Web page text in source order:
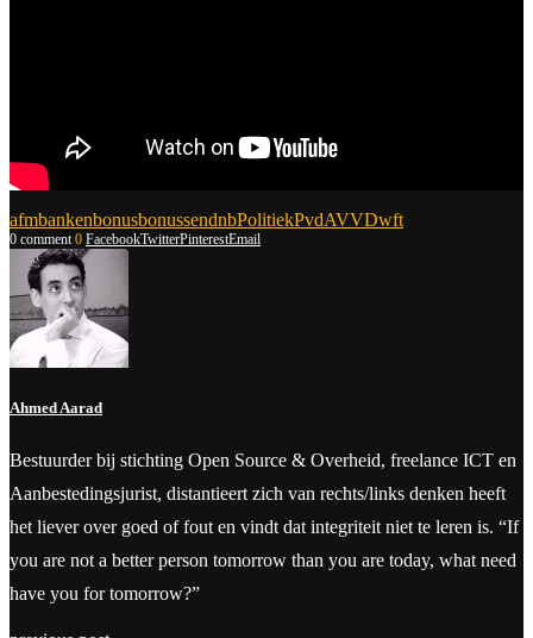
afmbankenbonusbonussendnbPolitiekPvdAVVDwft
0 comment 0 FacebookTwitterPinterestEmail
Ahmed Aarad
Bestuurder bij stichting Open Source & Overheid, freelance ICT en
Aanbestedingsjurist, distantieert zich van rechts/links denken heeft
het liever over goed of fout en vindt dat integriteit niet te leren is. “If
you are not a better person tomorrow than you are today, what need
have you for tomorrow?”